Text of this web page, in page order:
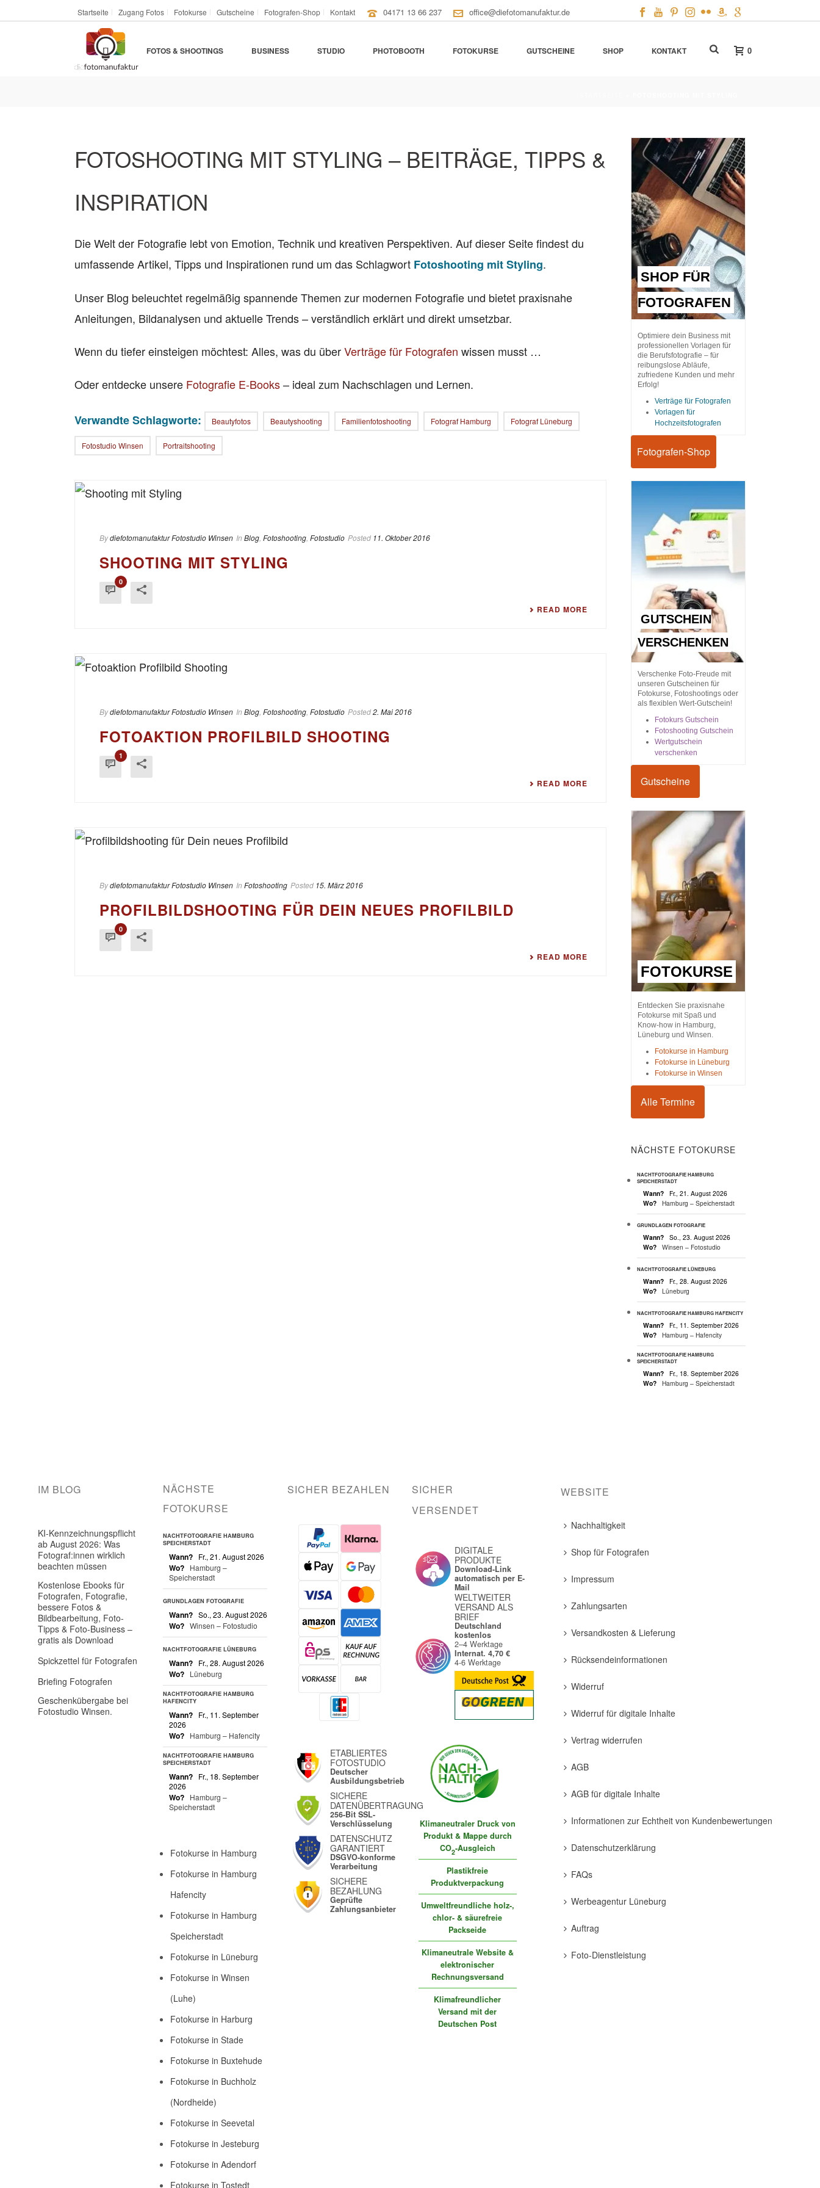
Startseite Zugang Fotos Fotokurse Gutscheine Fotografen-Shop Kontakt 04171 13 66 237 office@diefotomanufaktur.de
FOTOS & SHOOTINGS BUSINESS STUDIO PHOTOBOOTH FOTOKURSE GUTSCHEINE SHOP KONTAKT 0
FOTOSHOOTING MIT STYLING – BEITRÄGE, TIPPS &
INSPIRATION
Die Welt der Fotografie lebt von Emotion, Technik und kreativen Perspektiven. Auf dieser Seite findest du
umfassende Artikel, Tipps und Inspirationen rund um das Schlagwort Fotoshooting mit Styling.
Unser Blog beleuchtet regelmäßig spannende Themen zur modernen Fotografie und bietet praxisnahe
Anleitungen, Bildanalysen und aktuelle Trends – verständlich erklärt und direkt umsetzbar.
Wenn du tiefer einsteigen möchtest: Alles, was du überVerträge für Fotografen wissen musst …
Oder entdecke unsere Fotografie E-Books– ideal zum Nachschlagen und Lernen.
Verwandte Schlagworte: Beautyfotos Beautyshooting Familienfotoshooting Fotograf Hamburg Fotograf Lüneburg
Fotostudio Winsen Portraitshooting
Bydiefotomanufaktur Fotostudio Winsen In Blog Fotoshooting Fotostudio Posted 11. Oktober 2016
SHOOTING MIT STYLING
0
READ MORE
Bydiefotomanufaktur Fotostudio Winsen In Blog Fotoshooting Fotostudio Posted2. Mai 2016
FOTOAKTION PROFILBILD SHOOTING
1
READ MORE
Bydiefotomanufaktur Fotostudio Winsen In Fotoshooting Posted 15. März 2016
PROFILBILDSHOOTING FÜR DEIN NEUES PROFILBILD
0
READ MORE
SHOP FÜR
FOTOGRAFEN
Optimiere dein Business mit
professionellen Vorlagen für
die Berufsfotografie – für
reibungslose Abläufe,
zufriedene Kunden und mehr
Erfolg!
Verträge für Fotografen
Vorlagen für
Hochzeitsfotografen
Fotografen-Shop
GUTSCHEIN
VERSCHENKEN
Verschenke Foto-Freude mit
unseren Gutscheinen für
Fotokurse, Fotoshootings oder
als flexiblen Wert-Gutschein!
Fotokurs Gutschein
Fotoshooting Gutschein
Wertgutschein
verschenken
Gutscheine
FOTOKURSE
Entdecken Sie praxisnahe
Fotokurse mit Spaß und
Know-how in Hamburg,
Lüneburg und Winsen.
Fotokurse in Hamburg
Fotokurse in Lüneburg
Fotokurse in Winsen
Alle Termine
NÄCHSTE FOTOKURSE
NACHTFOTOGRAFIE HAMBURG
SPEICHERSTADT
Wann?
Fr., 21. August 2026
Wo?
Hamburg – Speicherstadt
GRUNDLAGEN FOTOGRAFIE
Wann?
So., 23. August 2026
Wo?
Winsen – Fotostudio
NACHTFOTOGRAFIE LÜNEBURG
Wann?
Fr., 28. August 2026
Wo?
Lüneburg
NACHTFOTOGRAFIE HAMBURG HAFENCITY
Wann?
Fr., 11. September 2026
Wo?
Hamburg – Hafencity
NACHTFOTOGRAFIE HAMBURG
SPEICHERSTADT
Wann?
Fr., 18. September 2026
Wo?
Hamburg – Speicherstadt
IM BLOG
KI-Kennzeichnungspflicht
ab August 2026: Was
Fotograf:innen wirklich
beachten müssen
Kostenlose Ebooks für
Fotografen, Fotografie,
bessere Fotos &
Bildbearbeitung, Foto-
Tipps & Foto-Business –
gratis als Download
Spickzettel für Fotografen
Briefing Fotografen
Geschenkübergabe bei
Fotostudio Winsen.
NÄCHSTE
FOTOKURSE
NACHTFOTOGRAFIE HAMBURG
SPEICHERSTADT
Wann? Fr., 21. August 2026
Wo?
Hamburg –
Speicherstadt
GRUNDLAGEN FOTOGRAFIE
Wann? So., 23. August 2026
Wo? Winsen – Fotostudio
NACHTFOTOGRAFIE LÜNEBURG
Wann? Fr., 28. August 2026
Wo? Lüneburg
NACHTFOTOGRAFIE HAMBURG
HAFENCITY
Wann?
Fr., 11. September
2026
Wo? Hamburg – Hafencity
NACHTFOTOGRAFIE HAMBURG
SPEICHERSTADT
Wann?
Fr., 18. September
2026
Wo?
Hamburg –
Speicherstadt
Fotokurse in Hamburg
Fotokurse in Hamburg
Hafencity
Fotokurse in Hamburg
Speicherstadt
Fotokurse in Lüneburg
Fotokurse in Winsen
(Luhe)
Fotokurse in Harburg
Fotokurse in Stade
Fotokurse in Buxtehude
Fotokurse in Buchholz
(Nordheide)
Fotokurse in Seevetal
Fotokurse in Jesteburg
Fotokurse in Adendorf
Fotokurse in Tostedt
SICHER BEZAHLEN
ETABLIERTES
FOTOSTUDIO
Deutscher
Ausbildungsbetrieb
SICHERE
DATENÜBERTRAGUNG
256-Bit SSL-
Verschlüsselung
DATENSCHUTZ
GARANTIERT
DSGVO-konforme
Verarbeitung
SICHERE
BEZAHLUNG
Geprüfte
Zahlungsanbieter
SICHER
VERSENDET
DIGITALE
PRODUKTE
Download-Link
automatisch per E-
Mail
WELTWEITER
VERSAND ALS
BRIEF
Deutschland
kostenlos
2–4 Werktage
Internat. 4,70 €
4-6 Werktage
Klimaneutraler Druck von
Produkt & Mappe durch
CO2-Ausgleich
Plastikfreie
Produktverpackung
Umweltfreundliche holz-,
chlor- & säurefreie
Packseide
Klimaneutrale Website &
elektronischer
Rechnungsversand
Klimafreundlicher
Versand mit der
Deutschen Post
WEBSITE
Nachhaltigkeit
Shop für Fotografen
Impressum
Zahlungsarten
Versandkosten & Lieferung
Rücksendeinformationen
Widerruf
Widerruf für digitale Inhalte
Vertrag widerrufen
AGB
AGB für digitale Inhalte
Informationen zur Echtheit von Kundenbewertungen
Datenschutzerklärung
FAQs
Werbeagentur Lüneburg
Auftrag
Foto-Dienstleistung